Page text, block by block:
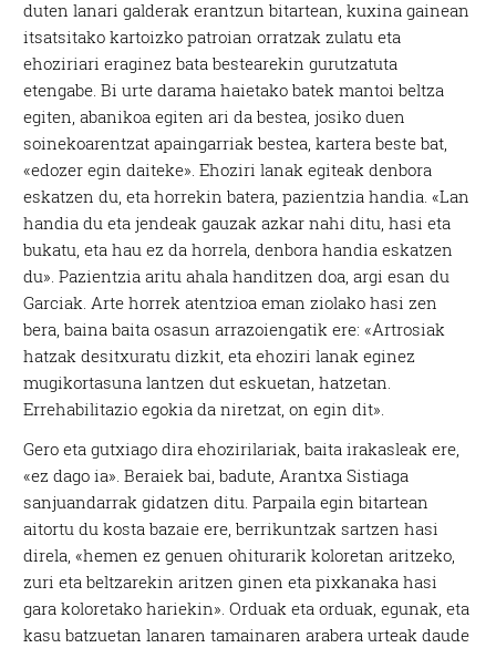
duten lanari galderak erantzun bitartean, kuxina gainean
itsatsitako kartoizko patroian orratzak zulatu eta
ehoziriari eraginez bata bestearekin gurutzatuta
etengabe. Bi urte darama haietako batek mantoi beltza
egiten, abanikoa egiten ari da bestea, josiko duen
soinekoarentzat apaingarriak bestea, kartera beste bat,
«edozer egin daiteke». Ehoziri lanak egiteak denbora
eskatzen du, eta horrekin batera, pazientzia handia. «Lan
handia du eta jendeak gauzak azkar nahi ditu, hasi eta
bukatu, eta hau ez da horrela, denbora handia eskatzen
du». Pazientzia aritu ahala handitzen doa, argi esan du
Garciak. Arte horrek atentzioa eman ziolako hasi zen
bera, baina baita osasun arrazoiengatik ere: «Artrosiak
hatzak desitxuratu dizkit, eta ehoziri lanak eginez
mugikortasuna lantzen dut eskuetan, hatzetan.
Errehabilitazio egokia da niretzat, on egin dit».
Gero eta gutxiago dira ehozirilariak, baita irakasleak ere,
«ez dago ia». Beraiek bai, badute, Arantxa Sistiaga
sanjuandarrak gidatzen ditu. Parpaila egin bitartean
aitortu du kosta bazaie ere, berrikuntzak sartzen hasi
direla, «hemen ez genuen ohiturarik koloretan aritzeko,
zuri eta beltzarekin aritzen ginen eta pixkanaka hasi
gara koloretako hariekin». Orduak eta orduak, egunak, eta
kasu batzuetan lanaren tamainaren arabera urteak daude